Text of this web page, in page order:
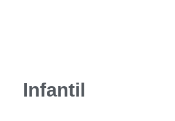
Infantil